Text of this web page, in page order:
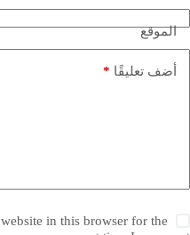
الموقع
أضف تعليقًا *
in this browser for the